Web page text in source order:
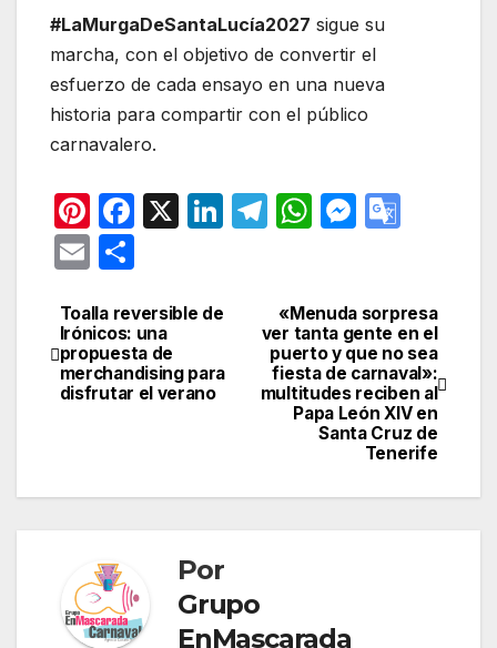
#LaMurgaDeSantaLucía2027 sigue su
marcha, con el objetivo de convertir el
esfuerzo de cada ensayo en una nueva
historia para compartir con el público
carnavalero.
Pi
nt
er
e
st
F
e
b
o
X
Li
n
T
gr
a
m
W
s
A
p
p
M
s
e
n
g
er
gl
e
Tr
a
n
sl
E
ail m
p
ar
Navegación
de
«Menuda sorpresa
ver tanta gente en el
puerto y que no sea
fiesta de carnaval»:
multitudes reciben al
Papa León XIV en
Santa Cruz de
Tenerife
Toalla reversible de
Irónicos: una
propuesta de
merchandising para
disfrutar el verano
Por
Grupo
EnMascarada